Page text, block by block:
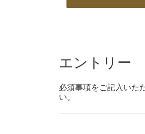
エントリー
必須事項をご記入いた
い。